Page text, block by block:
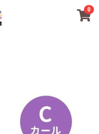
0
×